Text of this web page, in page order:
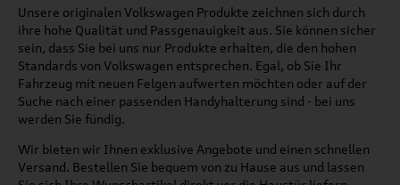
Unsere originalen Volkswagen Produkte zeichnen sich durch
ihre hohe Qualität und Passgenauigkeit aus. Sie können sicher
sein, dass Sie bei uns nur Produkte erhalten, die den hohen
Standards von Volkswagen entsprechen. Egal, ob Sie Ihr
Fahrzeug mit neuen Felgen aufwerten möchten oder auf der
Suche nach einer passenden Handyhalterung sind - bei uns
werden Sie fündig.
Wir bieten wir Ihnen exklusive Angebote und einen schnellen
Versand. Bestellen Sie bequem von zu Hause aus und lassen